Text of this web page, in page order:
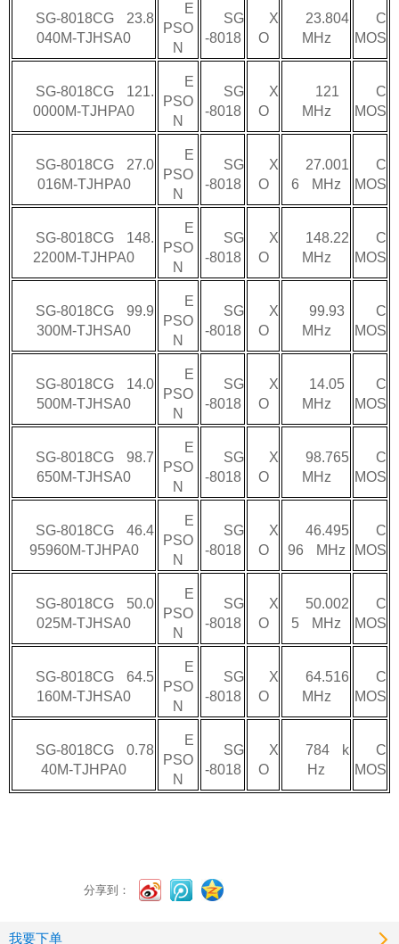
SG-8018CG 23.8
040M-TJHSA0
E
PSO
N
SG
-8018
X
O
23.804
MHz
C
MOS
SG-8018CG 121.
0000M-TJHPA0
E
PSO
N
SG
-8018
X
O
121
MHz
C
MOS
SG-8018CG 27.0
016M-TJHPA0
E
PSO
N
SG
-8018
X
O
27.001
6 MHz
C
MOS
SG-8018CG 148.
2200M-TJHPA0
E
PSO
N
SG
-8018
X
O
148.22
MHz
C
MOS
SG-8018CG 99.9
300M-TJHSA0
E
PSO
N
SG
-8018
X
O
99.93
MHz
C
MOS
SG-8018CG 14.0
500M-TJHSA0
E
PSO
N
SG
-8018
X
O
14.05
MHz
C
MOS
SG-8018CG 98.7
650M-TJHSA0
E
PSO
N
SG
-8018
X
O
98.765
MHz
C
MOS
SG-8018CG 46.4
95960M-TJHPA0
E
PSO
N
SG
-8018
X
O
46.495
96 MHz
C
MOS
SG-8018CG 50.0
025M-TJHSA0
E
PSO
N
SG
-8018
X
O
50.002
5 MHz
C
MOS
SG-8018CG 64.5
160M-TJHSA0
E
PSO
N
SG
-8018
X
O
64.516
MHz
C
MOS
SG-8018CG 0.78
40M-TJHPA0
E
PSO
N
SG
-8018
X
O
784 k
Hz
C
MOS
分享到：
我要下单